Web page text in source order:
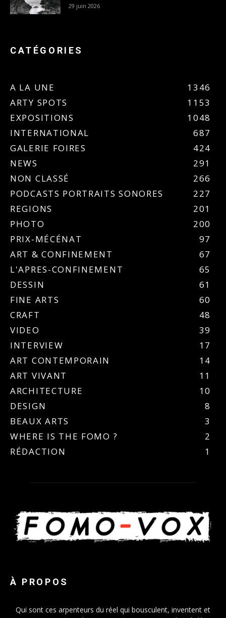
29 juin 2026
CATÉGORIES
A LA UNE
1346
ARTY SPOTS
1153
EXPOSITIONS
1048
INTERNATIONAL
687
GALERIE FOIRES
424
NEWS
291
NON CLASSÉ
266
PODCASTS PORTRAITS SONORES
227
REGIONS
201
PHOTO
200
PRIX-MÉCÉNAT
97
ART & CONFINEMENT
67
L'APRES-CONFINEMENT
65
DESSIN
61
FINE ARTS
60
CRAFT
48
VIDEO
39
INTERVIEW
17
ART CONTEMPORAIN
14
ART VIVANT
11
ARCHITECTURE
10
DESIGN
8
BEAUX ARTS
3
WHERE IS THE FOMO ?
2
RÉDACTION
1
À PROPOS
Qui sont ces arpenteurs du réel qui bousculent, inventent et